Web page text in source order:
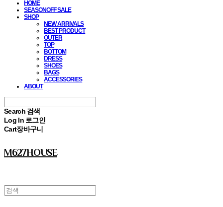
HOME
SEASONOFF SALE
SHOP
NEW ARRIVALS
BEST PRODUCT
OUTER
TOP
BOTTOM
DRESS
SHOES
BAGS
ACCESSORIES
ABOUT
Search 검색
Log In 로그인
Cart장바구니
M627HOUSE